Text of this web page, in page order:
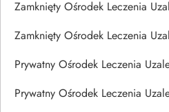
Zamknięty Ośrodek Leczenia
Zamknięty Ośrodek Leczenia
Prywatny Ośrodek Leczenia
Prywatny Ośrodek Leczenia